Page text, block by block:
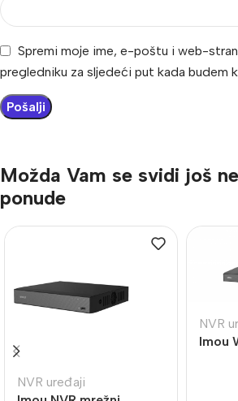
Spremi moje ime, e-poštu i web-
pregledniku za sljedeći put kada budem
Možda Vam se svidi još
ponude
NVR uređaji
NVR
Imou